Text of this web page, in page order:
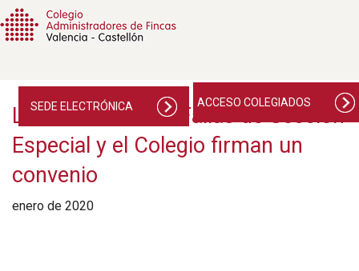
ACCESO COLEGIADOS
SEDE ELECTRÓNICA
La Federación de Fallas de Sección
Especial y el Colegio firman un
convenio
enero de 2020